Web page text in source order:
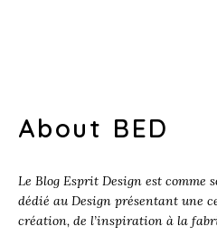
About BED
Le Blog Esprit Design est comme
dédié au Design présentant une
création, de l’inspiration à la